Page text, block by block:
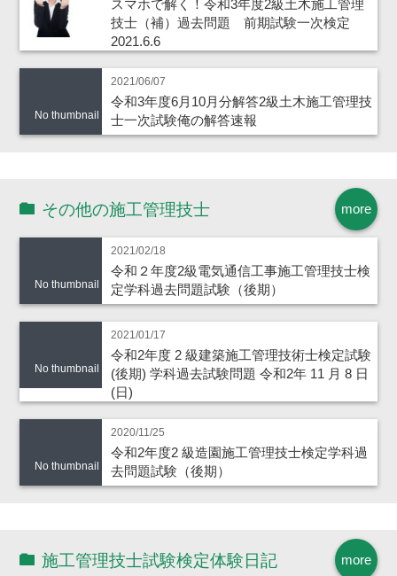
スマホで解く！令和3年度2級土木施工管理
技士（補）過去問題 前期試験一次検定
2021.6.6
No thumbnail
2021/06/07
令和3年度6月10月分解答2級土木施工管理技
士一次試験俺の解答速報
more
その他の施工管理技士
No thumbnail
2021/02/18
令和２年度2級電気通信工事施工管理技士検
定学科過去問題試験（後期）
No thumbnail
2021/01/17
令和2年度 2 級建築施工管理技術士検定試験
(後期) 学科過去試験問題 令和2年 11 月 8 日
(日)
No thumbnail
2020/11/25
令和2年度2 級造園施工管理技士検定学科過
去問題試験（後期）
more
施工管理技士試験検定体験日記